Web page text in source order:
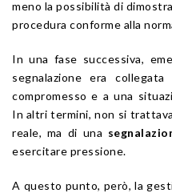
meno la possibilità di
procedura conforme alla
In una fase successiva,
segnalazione era
compromesso e a una
In altri termini, non si
reale, ma di una
esercitare pressione.
A questo punto, però, la